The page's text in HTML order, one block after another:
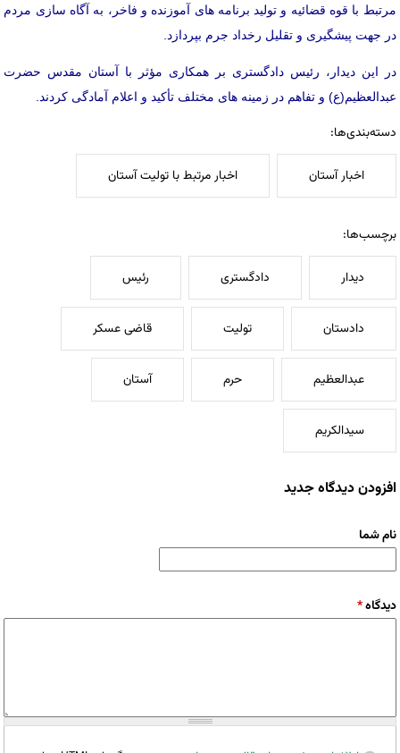
مرتبط با قوه قضائیه و تولید برنامه های آموزنده و فاخر، به آگاه سازی مردم
در جهت پیشگیری و تقلیل رخداد جرم بپردازد.
در این دیدار، رئیس دادگستری بر همکاری مؤثر با آستان مقدس حضرت
عبدالعظیم(ع) و تفاهم در زمینه های مختلف تأکید و اعلام آمادگی کردند.
دسته‌بندی‌ها:
اخبار آستان اخبار مرتبط با تولیت آستان
برچسب‌ها:
دیدار دادگستری رئیس
دادستان تولیت قاضی عسکر
عبدالعظیم حرم آستان
سیدالکریم
افزودن دیدگاه جدید
نام شما
دیدگاه*